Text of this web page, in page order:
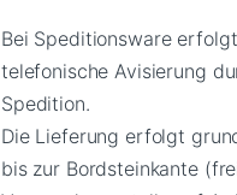
Bei Speditionsware
telefonische Avisierung
Spedition.
Die Lieferung erfolgt
bis zur Bordsteinkante